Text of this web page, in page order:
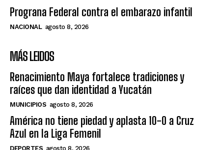
Prograna Federal contra el embarazo infantil
NACIONAL agosto 8, 2026
MÁS LEIDOS
Renacimiento Maya fortalece tradiciones y
raíces que dan identidad a Yucatán
MUNICIPIOS agosto 8, 2026
América no tiene piedad y aplasta 10-0 a Cruz
Azul en la Liga Femenil
DEPORTES agosto 8, 2026